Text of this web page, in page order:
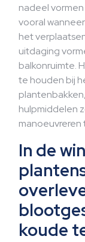
nadeel
vooral
het
uitdaging
balkonruimte.
te houden bij
hulpmiddelen
manoeuvreren
In de
koude